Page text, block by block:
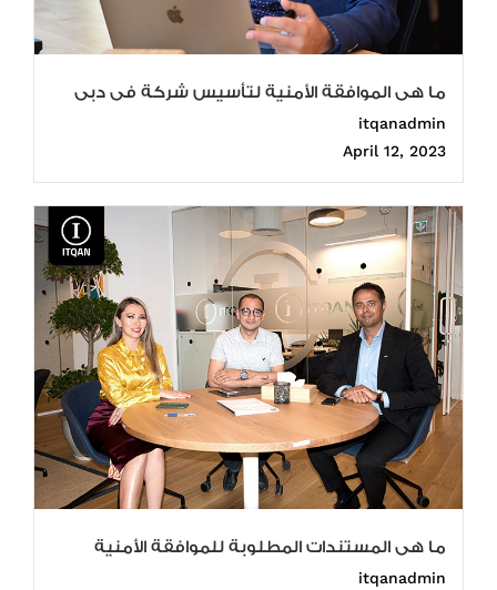
ما هى الموافقة الأمنية لتأسيس شركة فى دبى
itqanadmin
April 12, 2023
ما هى المستندات المطلوبة للموافقة الأمنية
itqanadmin